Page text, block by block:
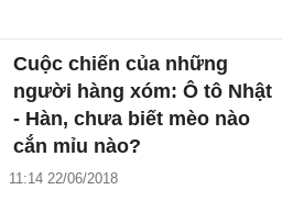
Cuộc chiến của những
người hàng xóm: Ô tô Nhật
- Hàn, chưa biết mèo nào
cắn mỉu nào?
11:14 22/06/2018